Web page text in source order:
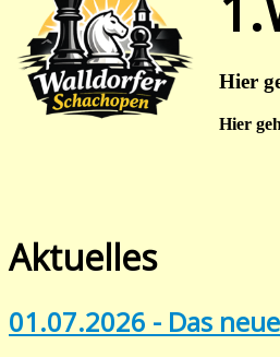
Hier
Hier
Aktuelles
01.07.2026 - Das